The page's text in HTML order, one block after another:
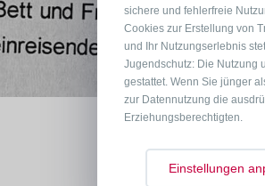
sichere und fehlerfreie
Cookies zur Erstellung von
und Ihr Nutzungserlebnis
Jugendschutz: Die Nutzung
gestattet. Wenn Sie jünger
zur Datennutzung die
Erziehungsberechtigten.
Einstellungen